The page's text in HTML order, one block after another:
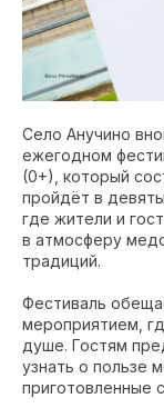
Село Анучино
ежегодном
(0+), который
пройдёт в
где жители и
в атмосферу
традиций.
Фестиваль
мероприятием,
душе. Гостям
узнать о пользе
приготовленные